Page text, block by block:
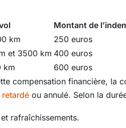
Montant de
km
250 euros
et 3500 km 400 euros
km
600 euros
compensation financière, la
retardé ou annulé. Selon la
rafraîchissements.